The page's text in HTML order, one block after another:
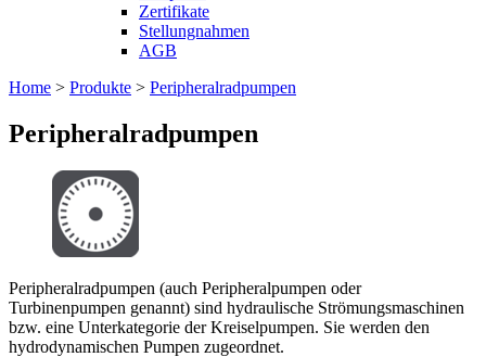
Zertifikate
Stellungnahmen
AGB
Home > Produkte > Peripheralradpumpen
Peripheralradpumpen
Peripheralradpumpen (auch Peripheralpumpen oder
Turbinenpumpen genannt) sind hydraulische Strömungsmaschinen
bzw. eine Unterkategorie der Kreiselpumpen. Sie werden den
hydrodynamischen Pumpen zugeordnet.